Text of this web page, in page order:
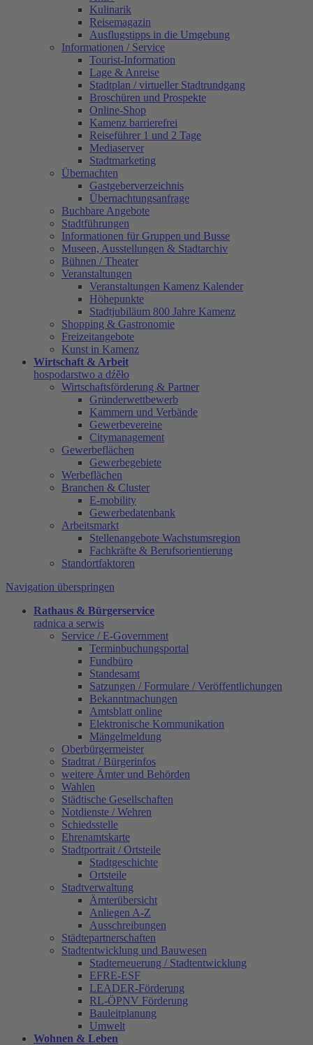
Kulinarik
Reisemagazin
Ausflugstipps in die Umgebung
Informationen / Service
Tourist-Information
Lage & Anreise
Stadtplan / virtueller Stadtrundgang
Broschüren und Prospekte
Online-Shop
Kamenz barrierefrei
Reiseführer 1 und 2 Tage
Mediaserver
Stadtmarketing
Übernachten
Gastgeberverzeichnis
Übernachtungsanfrage
Buchbare Angebote
Stadtführungen
Informationen für Gruppen und Busse
Museen, Ausstellungen & Stadtarchiv
Bühnen / Theater
Veranstaltungen
Veranstaltungen Kamenz Kalender
Höhepunkte
Stadtjubiläum 800 Jahre Kamenz
Shopping & Gastronomie
Freizeitangebote
Kunst in Kamenz
Wirtschaft & Arbeit
hospodarstwo a dźěło
Wirtschaftsförderung & Partner
Gründerwettbewerb
Kammern und Verbände
Gewerbevereine
Citymanagement
Gewerbeflächen
Gewerbegebiete
Werbeflächen
Branchen & Cluster
E-mobility
Gewerbedatenbank
Arbeitsmarkt
Stellenangebote Wachstumsregion
Fachkräfte & Berufsorientierung
Standortfaktoren
Navigation überspringen
Rathaus & Bürgerservice
radnica a serwis
Service / E-Government
Terminbuchungsportal
Fundbüro
Standesamt
Satzungen / Formulare / Veröffentlichungen
Bekanntmachungen
Amtsblatt online
Elektronische Kommunikation
Mängelmeldung
Oberbürgermeister
Stadtrat / Bürgerinfos
weitere Ämter und Behörden
Wahlen
Städtische Gesellschaften
Notdienste / Wehren
Schiedsstelle
Ehrenamtskarte
Stadtportrait / Ortsteile
Stadtgeschichte
Ortsteile
Stadtverwaltung
Ämterübersicht
Anliegen A-Z
Ausschreibungen
Städtepartnerschaften
Stadtentwicklung und Bauwesen
Stadterneuerung / Stadtentwicklung
EFRE-ESF
LEADER-Förderung
RL-ÖPNV Förderung
Bauleitplanung
Umwelt
Wohnen & Leben